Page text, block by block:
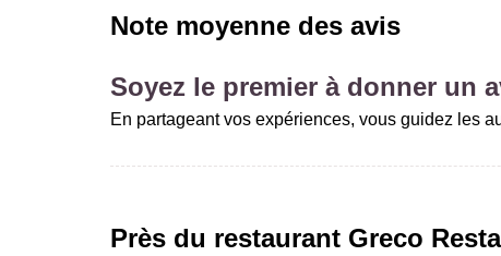
Note moyenne des avis
Soyez le premier à donner un
En partageant vos expériences, vous guidez les
Près du restaurant Greco